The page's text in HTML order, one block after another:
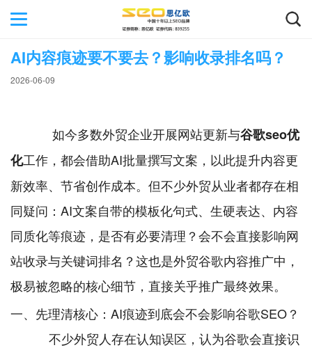
AI内容痕迹要不要去？影响收录排名吗？
2026-06-09
如今多数外贸企业开展网站更新与谷歌seo优
化工作，都会借助AI批量撰写文案，以此提升内容更
新效率、节省创作成本。但不少外贸从业者都存在相
同疑问：AI文案自带的模板化句式、生硬表达、内容
同质化等痕迹，是否有必要清理？会不会直接影响网
站收录与关键词排名？这也是外贸谷歌内容推广中，
极易被忽略的核心细节，直接关乎推广最终效果。
一、先理清核心：AI痕迹到底会不会影响谷歌SEO？
不少外贸人存在认知误区，认为谷歌会直接识